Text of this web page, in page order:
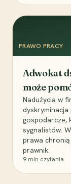
PRAWO PRACY
Adwokat
może
Nadużycia w
gospodarcze,
sygnalistów.
prawa
prawnik.
9 min czytania